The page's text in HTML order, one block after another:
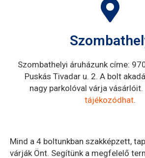
Szombathelyi áruházunk címe:
Puskás Tivadar u. 2. A bolt
nagy parkolóval várja vásárlóit.
tájékozódhat.
Mind a 4 boltunkban szakképzett,
várják Önt. Segítünk a megfelelő